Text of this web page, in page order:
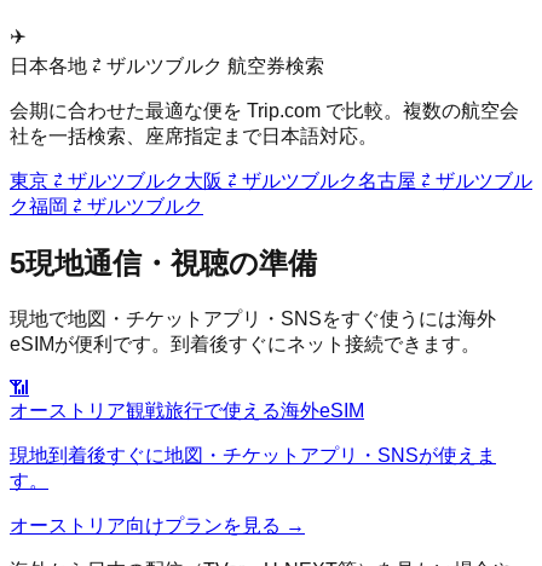
✈️
日本各地 ⇄ ザルツブルク 航空券検索
会期に合わせた最適な便を Trip.com で比較。複数の航空会
社を一括検索、座席指定まで日本語対応。
東京 ⇄ ザルツブルク大阪 ⇄ ザルツブルク名古屋 ⇄ ザルツブル
ク福岡 ⇄ ザルツブルク
5現地通信・視聴の準備
現地で地図・チケットアプリ・SNSをすぐ使うには海外
eSIMが便利です。到着後すぐにネット接続できます。
📶
オーストリア観戦旅行で使える海外eSIM
現地到着後すぐに地図・チケットアプリ・SNSが使えま
す。
オーストリア向けプランを見る →